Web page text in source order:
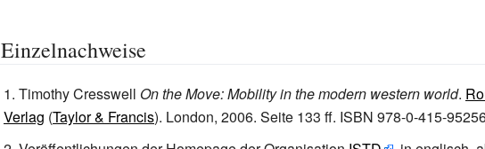
Einzelnachweise
Timothy Cresswell On the Move: Mobility in the modern western world.
Verlag (Taylor & Francis). London, 2006. Seite 133 ff. ISBN 978-0-415-